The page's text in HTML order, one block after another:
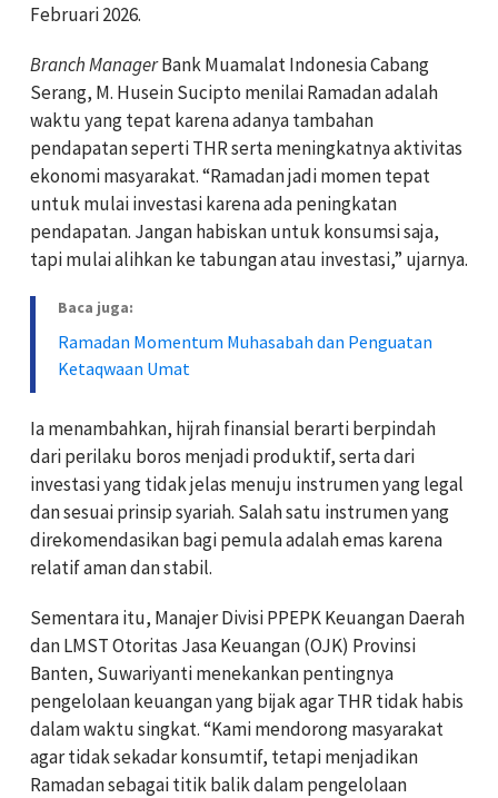
Februari 2026.
Branch ManagerBank Muamalat Indonesia Cabang
Serang, M. Husein Sucipto menilai Ramadan adalah
waktu yang tepat karena adanya tambahan
pendapatan seperti THR serta meningkatnya aktivitas
ekonomi masyarakat. “Ramadan jadi momen tepat
untuk mulai investasi karena ada peningkatan
pendapatan. Jangan habiskan untuk konsumsi saja,
tapi mulai alihkan ke tabungan atau investasi,” ujarnya.
Baca juga:
Ramadan Momentum Muhasabah dan Penguatan
Ketaqwaan Umat
Ia menambahkan, hijrah finansial berarti berpindah
dari perilaku boros menjadi produktif, serta dari
investasi yang tidak jelas menuju instrumen yang legal
dan sesuai prinsip syariah. Salah satu instrumen yang
direkomendasikan bagi pemula adalah emas karena
relatif aman dan stabil.
Sementara itu, Manajer Divisi PPEPK Keuangan Daerah
dan LMST Otoritas Jasa Keuangan (OJK) Provinsi
Banten, Suwariyanti menekankan pentingnya
pengelolaan keuangan yang bijak agar THR tidak habis
dalam waktu singkat. “Kami mendorong masyarakat
agar tidak sekadar konsumtif, tetapi menjadikan
Ramadan sebagai titik balik dalam pengelolaan